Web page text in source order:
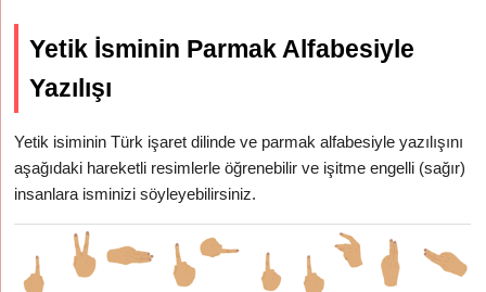
Yetik İsminin Parmak Alfabesiyle
Yazılışı
Yetik isiminin Türk işaret dilinde ve parmak alfabesiyle yazılışını
aşağıdaki hareketli resimlerle öğrenebilir ve işitme engelli (sağır)
insanlara isminizi söyleyebilirsiniz.